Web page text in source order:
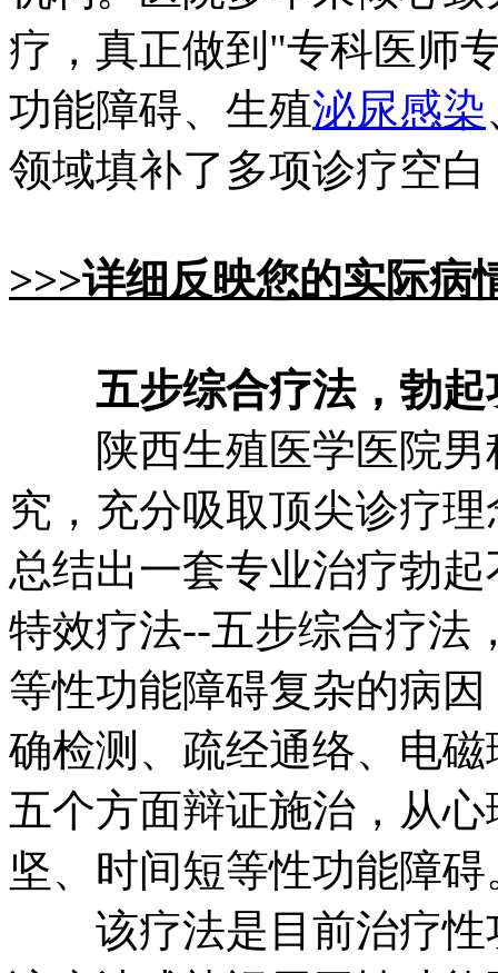
疗，真正做到"专科医师
功能障碍、生殖泌尿感染
领域填补了多项诊疗空
>>>详细反映您的实际病
五步综合疗法，勃
陕西生殖医学医院男
究，充分吸取顶尖诊疗
总结出一套专业治疗勃
特效疗法--五步综合疗法
等性功能障碍复杂的病
确检测、疏经通络、电
五个方面辩证施治，从
坚、时间短等性功能障碍
该疗法是目前治疗